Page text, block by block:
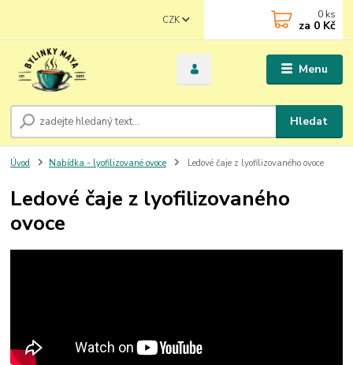
Menu
CZK
Hledat
0 ks
za 0 Kč
Úvod Nabídka - lyofilizované ovoce Ledové čaje z lyofilizovaného ovoce
Ledové čaje z lyofilizovaného
ovoce